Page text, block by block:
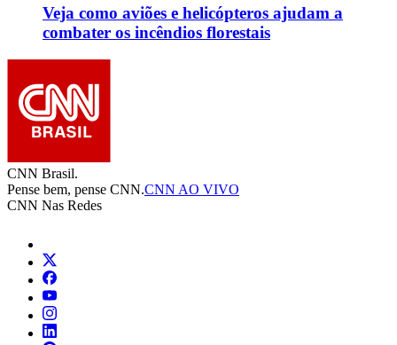
Veja como aviões e helicópteros ajudam a
combater os incêndios florestais
CNN Brasil.
Pense bem, pense CNN.CNN AO VIVO
CNN Nas Redes